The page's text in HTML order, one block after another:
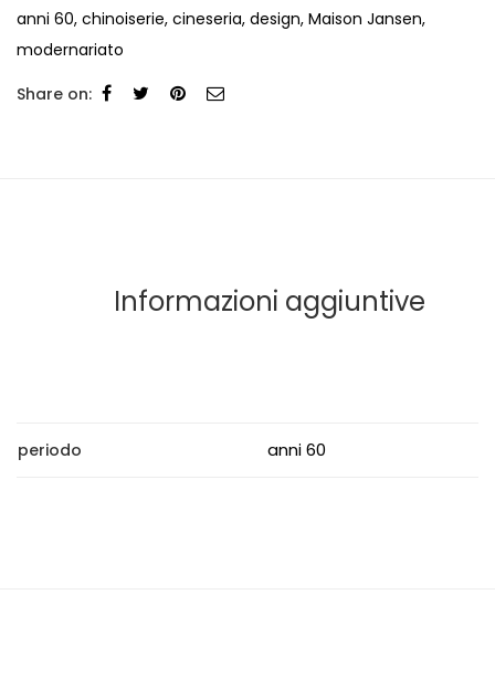
anni 60, chinoiserie, cineseria, design, Maison Jansen,
modernariato
Share on:
Informazioni aggiuntive
periodo anni 60